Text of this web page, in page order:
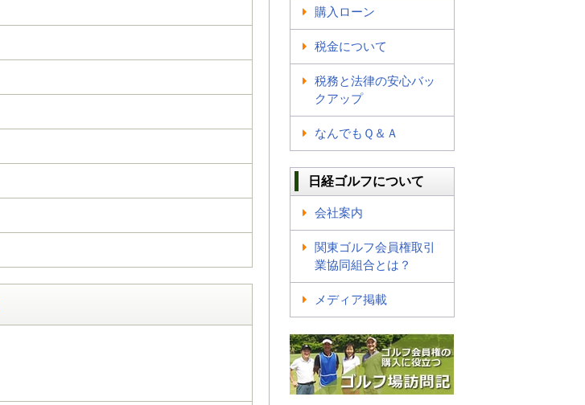
購入ローン
税金について
税務と法律の安心バッ
クアップ
なんでもＱ＆Ａ
日経ゴルフについて
会社案内
関東ゴルフ会員権取引
業協同組合とは？
メディア掲載